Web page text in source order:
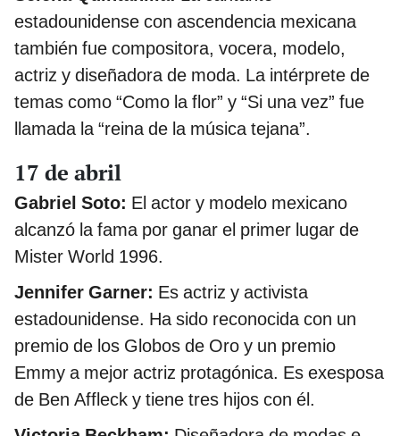
estadounidense con ascendencia mexicana
también fue compositora, vocera, modelo,
actriz y diseñadora de moda. La intérprete de
temas como “Como la flor” y “Si una vez” fue
llamada la “reina de la música tejana”.
17 de abril
Gabriel Soto: El actor y modelo mexicano
alcanzó la fama por ganar el primer lugar de
Mister World 1996.
Jennifer Garner: Es actriz y activista
estadounidense. Ha sido reconocida con un
premio de los Globos de Oro y un premio
Emmy a mejor actriz protagónica. Es exesposa
de Ben Affleck y tiene tres hijos con él.